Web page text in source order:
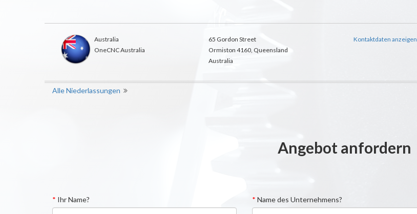
Australia
OneCNC Australia
65 Gordon Street
Ormiston 4160, Queensland
Australia
Kontaktdaten anzeigen
Alle Niederlassungen
Angebot anfordern
* Ihr Name? * Name des Unternehmens?